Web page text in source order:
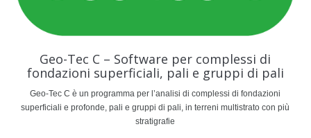
Geo-Tec C – Software per complessi di
fondazioni superficiali, pali e gruppi di pali
Geo-Tec C è un programma per l’analisi di complessi di fondazioni
superficiali e profonde, pali e gruppi di pali, in terreni multistrato con più
stratigrafie